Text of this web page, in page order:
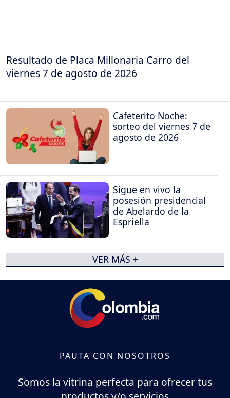
Resultado de Placa Millonaria Carro del
viernes 7 de agosto de 2026
Cafeterito Noche:
sorteo del viernes 7 de
agosto de 2026
Sigue en vivo la
posesión presidencial
de Abelardo de la
Espriella
VER MÁS +
PAUTA CON NOSOTROS
Somos la vitrina perfecta para ofrecer tus